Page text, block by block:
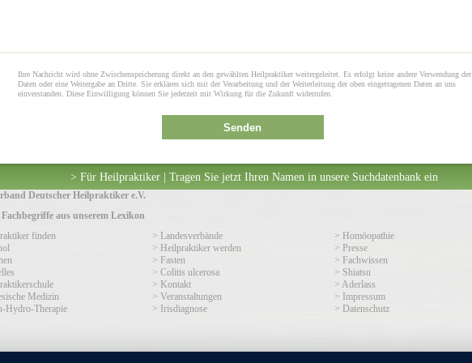
Ihre Nachricht wird ohne Zwischenspeicherung direkt an den gewählten Heilpraktiker weitergeleitet. Es erfolgt keine andere Verwendung der
Daten oder eine Weitergabe an Dritte. Sie erklären sich mit der Verarbeitung und der Weiterleitung der oben eingetragenen Daten an uns
einverstanden. Diese Einwilligung können Sie jederzeit mit Wirkung für die Zukunft widerrufen.
Senden
> Für Heilpraktiker | Tragen Sie jetzt Ihren Namen in unsere Suchdatenbank ein
Deutscher Heilpraktiker e.V.
aus unserem Lexikon
finden
> Landesverbände
> Homöopathie
> Heilpraktiker werden
> Presse
> Fasten
> Fachwissen
> Colitis ulcerosa
> Shiatsu
> Kontakt
> Aderlass
Medizin
> Veranstaltungen
> Impressum
Hydro-Therapie
> Irisdiagnose > Datenschutz